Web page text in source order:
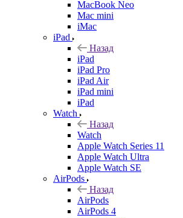
MacBook Neo
Mac mini
iMac
iPad
Назад
iPad
iPad Pro
iPad Air
iPad mini
iPad
Watch
Назад
Watch
Apple Watch Series 11
Apple Watch Ultra
Apple Watch SE
AirPods
Назад
AirPods
AirPods 4